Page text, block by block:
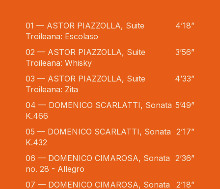
01 — ASTOR PIAZZOLLA, Suite
Troileana: Escolaso
4’18”
02 — ASTOR PIAZZOLLA, Suite
Troileana: Whisky
3’56”
03 — ASTOR PIAZZOLLA, Suite
Troileana: Zita
4’33”
04 — DOMENICO SCARLATTI, Sonata
K.466
5’49”
05 — DOMENICO SCARLATTI, Sonata
K.432
2’17”
06 — DOMENICO CIMAROSA, Sonata
no. 28 - Allegro
2’36”
07 — DOMENICO CIMAROSA, Sonata
2’18”